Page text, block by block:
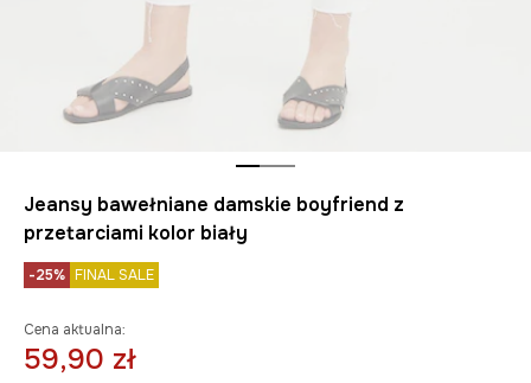
Jeansy bawełniane damskie boyfriend z
przetarciami kolor biały
-25% FINAL SALE
Cena aktualna:
59,90 zł